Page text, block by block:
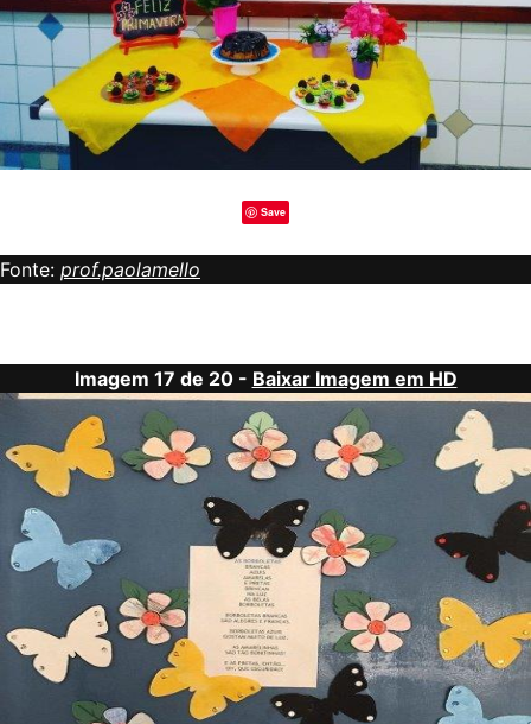
Save
Fonte: prof.paolamello
Imagem 17 de 20 - Baixar Imagem em HD